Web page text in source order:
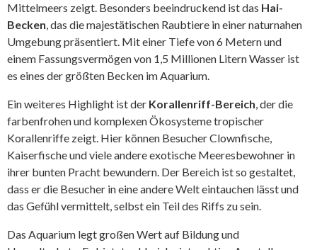
Mittelmeers zeigt. Besonders beeindruckend ist das Hai-
Becken, das die majestätischen Raubtiere in einer naturnahen
Umgebung präsentiert. Mit einer Tiefe von 6 Metern und
einem Fassungsvermögen von 1,5 Millionen Litern Wasser ist
es eines der größten Becken im Aquarium.
Ein weiteres Highlight ist der Korallenriff-Bereich, der die
farbenfrohen und komplexen Ökosysteme tropischer
Korallenriffe zeigt. Hier können Besucher Clownfische,
Kaiserfische und viele andere exotische Meeresbewohner in
ihrer bunten Pracht bewundern. Der Bereich ist so gestaltet,
dass er die Besucher in eine andere Welt eintauchen lässt und
das Gefühl vermittelt, selbst ein Teil des Riffs zu sein.
Das Aquarium legt großen Wert auf Bildung und